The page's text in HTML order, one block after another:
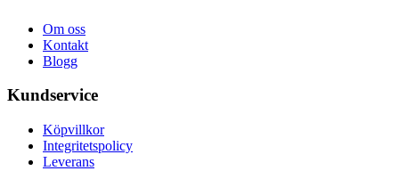
Om oss
Kontakt
Blogg
Kundservice
Köpvillkor
Integritetspolicy
Leverans